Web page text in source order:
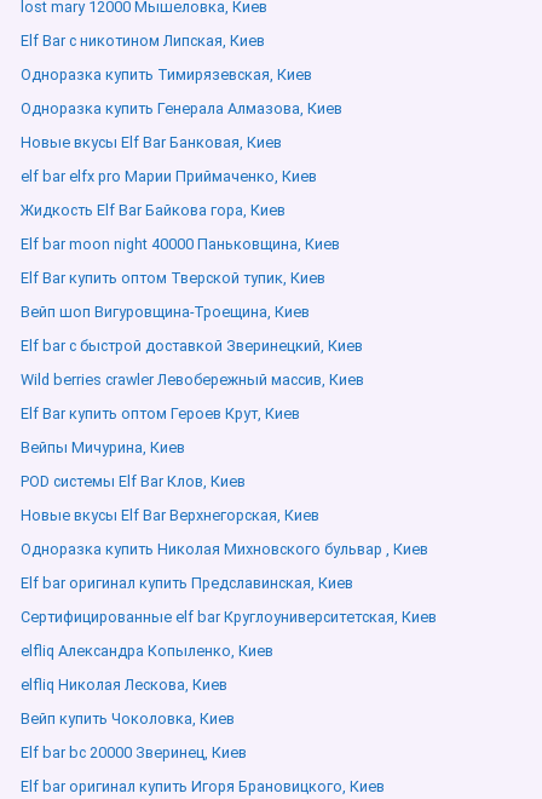
lost mary 12000 Мышеловка, Киев
Elf Bar с никотином Липская, Киев
Одноразка купить Тимирязевская, Киев
Одноразка купить Генерала Алмазова, Киев
Новые вкусы Elf Bar Банковая, Киев
elf bar elfx pro Марии Приймаченко, Киев
Жидкость Elf Bar Байкова гора, Киев
Elf bar moon night 40000 Паньковщина, Киев
Elf Bar купить оптом Тверской тупик, Киев
Вейп шоп Вигуровщина-Троещина, Киев
Elf bar с быстрой доставкой Зверинецкий, Киев
Wild berries crawler Левобережный массив, Киев
Elf Bar купить оптом Героев Крут, Киев
Вейпы Мичурина, Киев
POD системы Elf Bar Клов, Киев
Новые вкусы Elf Bar Верхнегорская, Киев
Одноразка купить Николая Михновского бульвар , Киев
Elf bar оригинал купить Предславинская, Киев
Сертифицированные elf bar Круглоуниверситетская, Киев
elfliq Александра Копыленко, Киев
elfliq Николая Лескова, Киев
Вейп купить Чоколовка, Киев
Elf bar bc 20000 Зверинец, Киев
Elf bar оригинал купить Игоря Брановицкого, Киев